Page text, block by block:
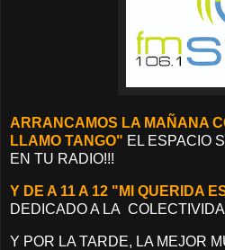
ARRANCAMOS LA MAÑANA
LLAMO TANGO" EL ESPACIO
EN TU RADIO!!!
Y DE A 11 A 12 "MI QUERIDA
DEDICADO A LA
Y POR LA TARDE, LA MEJOR